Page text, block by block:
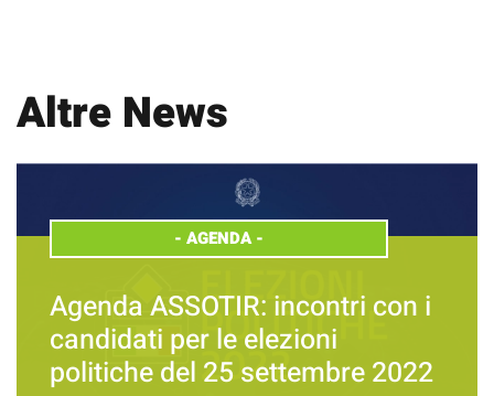
Altre News
- AGENDA-
Agenda ASSOTIR: incontri con i
candidati per le elezioni
politiche del 25 settembre 2022